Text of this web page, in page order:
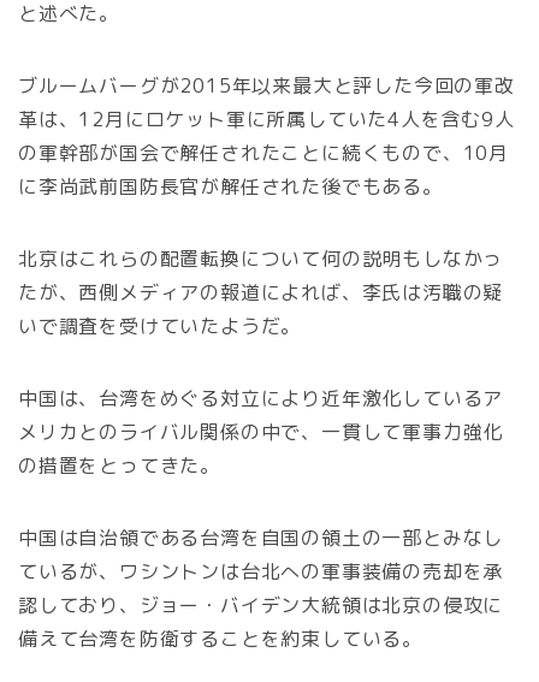
と述べた。
ブルームバーグが2015年以来最大と評した今回の軍改
革は、12月にロケット軍に所属していた4人を含む9人
の軍幹部が国会で解任されたことに続くもので、10月
に李尚武前国防長官が解任された後でもある。
北京はこれらの配置転換について何の説明もしなかっ
たが、西側メディアの報道によれば、李氏は汚職の疑
いで調査を受けていたようだ。
中国は、台湾をめぐる対立により近年激化しているア
メリカとのライバル関係の中で、一貫して軍事力強化
の措置をとってきた。
中国は自治領である台湾を自国の領土の一部とみなし
ているが、ワシントンは台北への軍事装備の売却を承
認しており、ジョー・バイデン大統領は北京の侵攻に
備えて台湾を防衛することを約束している。